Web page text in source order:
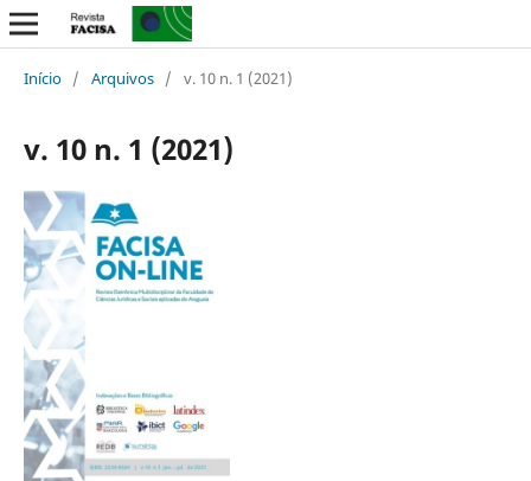
Início / Arquivos / v. 10 n. 1 (2021)
v. 10 n. 1 (2021)